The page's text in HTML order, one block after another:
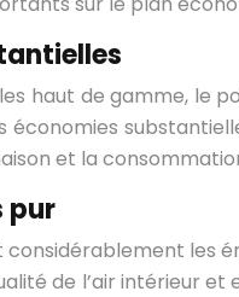
haut de gamme, le
et la
pur
les
de l’air intérieur